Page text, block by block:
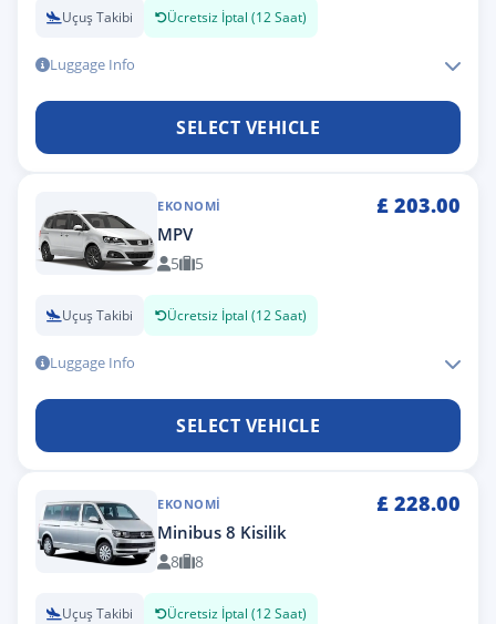
Uçuş Takibi Ücretsiz İptal (12 Saat)
Luggage Info
SELECT VEHICLE
EKONOMI £ 203.00
MPV
5 5
Uçuş Takibi Ücretsiz İptal (12 Saat)
Luggage Info
SELECT VEHICLE
EKONOMI £ 228.00
Minibus 8 Kisilik
8 8
Uçuş Takibi Ücretsiz İptal (12 Saat)